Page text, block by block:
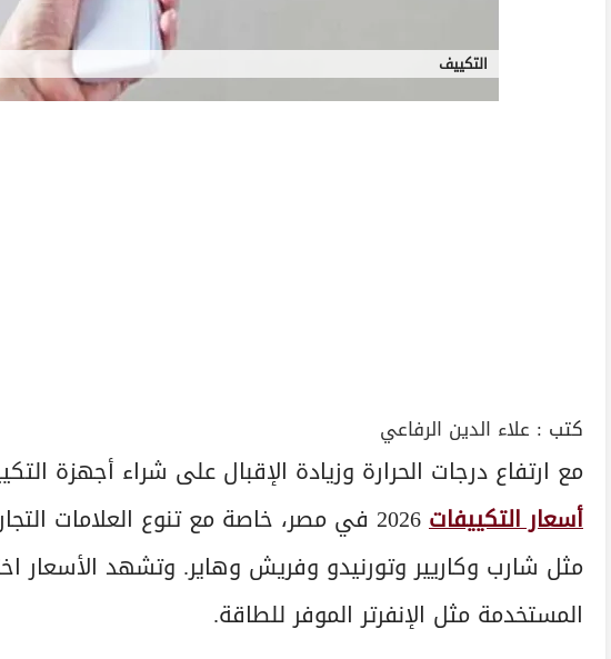
التكييف
كتب : علاء الدين الرفاعي
مع ارتفاع درجات الحرارة وزيادة الإقبال على شراء أجهزة
أسعار التكييفات
2026 في مصر، خاصة مع تنوع العلامات
مثل شارب وكاريير وتورنيدو وفريش وهاير. وتشهد الأسعار
المستخدمة مثل الإنفرتر الموفر للطاقة.